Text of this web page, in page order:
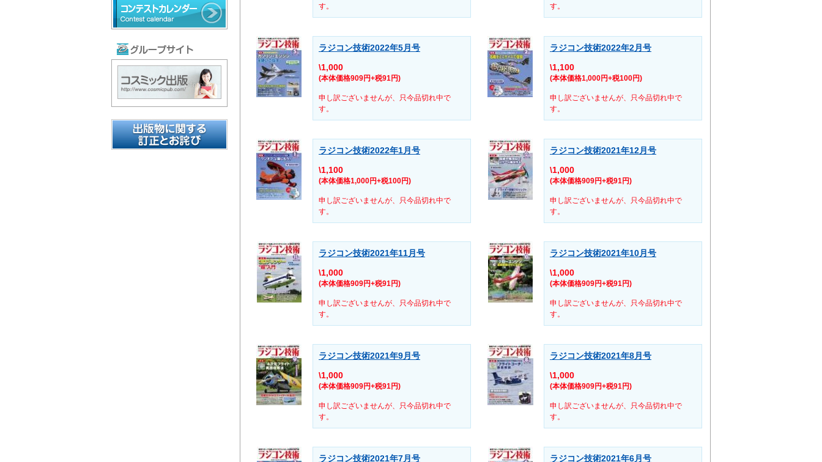
す。
す。
ラジコン技術2022年5月号
\1,000
(本体価格909円+税91円)
申し訳ございませんが、只今品切れ中で
す。
ラジコン技術2022年2月号
\1,100
(本体価格1,000円+税100円)
申し訳ございませんが、只今品切れ中で
す。
ラジコン技術2022年1月号
\1,100
(本体価格1,000円+税100円)
申し訳ございませんが、只今品切れ中で
す。
ラジコン技術2021年12月号
\1,000
(本体価格909円+税91円)
申し訳ございませんが、只今品切れ中で
す。
ラジコン技術2021年11月号
\1,000
(本体価格909円+税91円)
申し訳ございませんが、只今品切れ中で
す。
ラジコン技術2021年10月号
\1,000
(本体価格909円+税91円)
申し訳ございませんが、只今品切れ中で
す。
ラジコン技術2021年9月号
\1,000
(本体価格909円+税91円)
申し訳ございませんが、只今品切れ中で
す。
ラジコン技術2021年8月号
\1,000
(本体価格909円+税91円)
申し訳ございませんが、只今品切れ中で
す。
ラジコン技術2021年7月号
ラジコン技術2021年6月号